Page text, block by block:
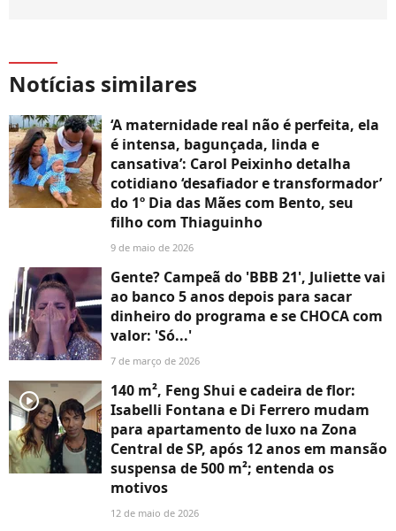
Notícias similares
‘A maternidade real não é perfeita, ela
é intensa, bagunçada, linda e
cansativa’: Carol Peixinho detalha
cotidiano ‘desafiador e transformador’
do 1º Dia das Mães com Bento, seu
filho com Thiaguinho
9 de maio de 2026
Gente? Campeã do 'BBB 21', Juliette vai
ao banco 5 anos depois para sacar
dinheiro do programa e se CHOCA com
valor: 'Só...'
7 de março de 2026
player2
140 m², Feng Shui e cadeira de flor:
Isabelli Fontana e Di Ferrero mudam
para apartamento de luxo na Zona
Central de SP, após 12 anos em mansão
suspensa de 500 m²; entenda os
motivos
12 de maio de 2026